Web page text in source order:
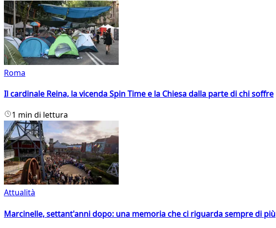
Roma
Il cardinale Reina, la vicenda Spin Time e la Chiesa dalla parte di chi soffre
1 min di lettura
Attualità
Marcinelle, settant'anni dopo: una memoria che ci riguarda sempre di più